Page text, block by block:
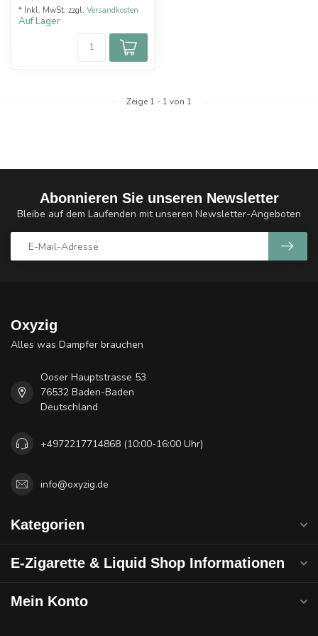
* Inkl. MwSt. zzgl. Versandkosten
Auf Lager
Zeige 1 - 1 von 1
Abonnieren Sie unseren Newsletter
Bleibe auf dem Laufenden mit unseren Newsletter-Angeboten
Oxyzig
Alles was Dampfer brauchen
Ooser Hauptstrasse 53
76532 Baden-Baden
Deutschland
+4972217714868 (10:00-16:00 Uhr)
info@oxyzig.de
Kategorien
E-Zigarette & Liquid Shop Informationen
Mein Konto